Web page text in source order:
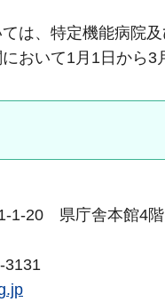
は、特定機能病院
おいて1月1日から
1-20 県庁舎本館4階
3131